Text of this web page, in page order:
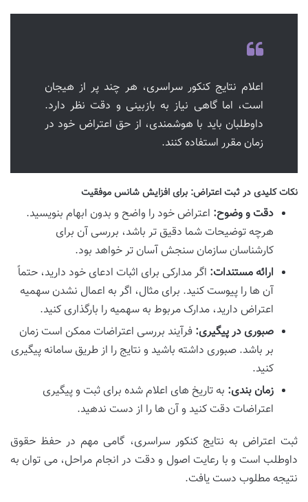
اعلام نتایج کنکور سراسری، هر چند پر از هیجان
است، اما گاهی نیاز به بازبینی و دقت نظر دارد.
داوطلبان باید با هوشمندی، از حق اعتراض خود در
زمان مقرر استفاده کنند.
نکات کلیدی در ثبت اعتراض: برای افزایش شانس موفقیت
دقت و وضوح: اعتراض خود را واضح و بدون ابهام بنویسید.
هرچه توضیحات شما دقیق تر باشد، بررسی آن برای
کارشناسان سازمان سنجش آسان تر خواهد بود.
ارائه مستندات: اگر مدارکی برای اثبات ادعای خود دارید، حتماً
آن ها را پیوست کنید. برای مثال، اگر به اعمال نشدن سهمیه
اعتراض دارید، مدارک مربوط به سهمیه را بارگذاری کنید.
صبوری در پیگیری: فرآیند بررسی اعتراضات ممکن است زمان
بر باشد. صبوری داشته باشید و نتایج را از طریق سامانه پیگیری
کنید.
زمان بندی: به تاریخ های اعلام شده برای ثبت و پیگیری
اعتراضات دقت کنید و آن ها را از دست ندهید.
ثبت اعتراض به نتایج کنکور سراسری، گامی مهم در حفظ حقوق
داوطلب است و با رعایت اصول و دقت در انجام مراحل، می توان به
نتیجه مطلوب دست یافت.